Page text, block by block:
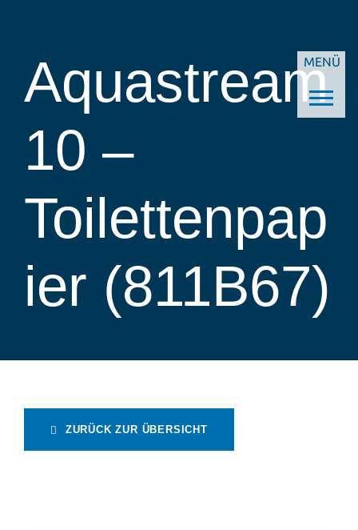
MENÜ
Aquastream
10 –
Toilettenpap
ier (811B67)
ZURÜCK ZUR ÜBERSICHT